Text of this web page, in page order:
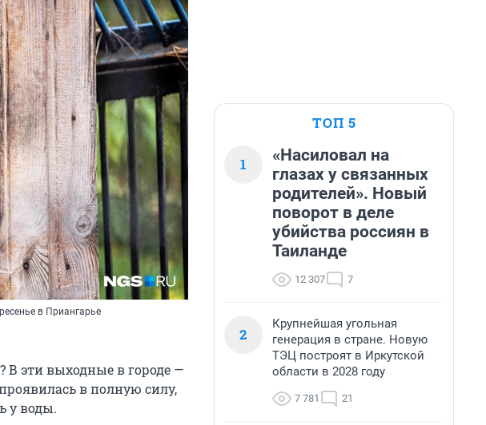
в Приангарье
эти выходные в городе —
в полную силу,
у воды.
ТОП 5
1
«Насиловал на
глазах у связанных
родителей». Новый
поворот в деле
убийства россиян в
Таиланде
12 307 7
2
Крупнейшая угольная
генерация в стране. Новую
ТЭЦ построят в Иркутской
области в 2028 году
7 781 21